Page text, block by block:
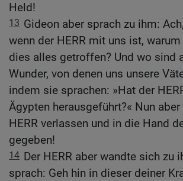
Held!
13 Gideon aber sprach zu ihm:
wenn der HERR mit uns ist,
dies alles getroffen? Und wo sind
Wunder, von denen uns unsere
indem sie sprachen: »Hat der
Ägypten herausgeführt?« Nun
HERR verlassen und in die Hand
gegeben!
14 Der HERR aber wandte sich zu
sprach: Geh hin in dieser deiner